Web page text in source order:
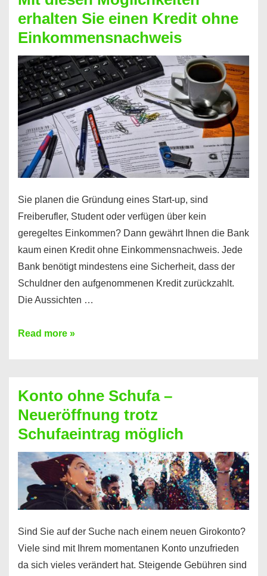
für
schnelle
Durchstarter
erhalten Sie einen Kredit ohne
Einkommensnachweis
Sie planen die Gründung eines Start-up, sind
Freiberufler, Student oder verfügen über kein
geregeltes Einkommen? Dann gewährt Ihnen die Bank
kaum einen Kredit ohne Einkommensnachweis. Jede
Bank benötigt mindestens eine Sicherheit, dass der
Schuldner den aufgenommenen Kredit zurückzahlt.
Die Aussichten …
Mit
Sie
einen
Kredit
ohne
Einkommensnachweis
Read more »
Konto ohne Schufa –
Neueröffnung trotz
Schufaeintrag möglich
Sind Sie auf der Suche nach einem neuen Girokonto?
Viele sind mit Ihrem momentanen Konto unzufrieden
da sich vieles verändert hat. Steigende Gebühren sind